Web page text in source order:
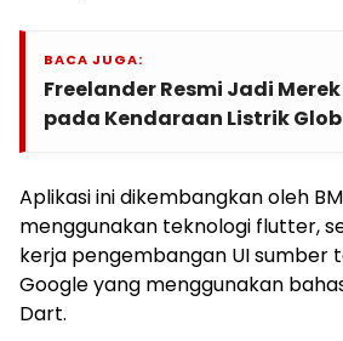
BACA JUGA:
Freelander Resmi Jadi
pada Kendaraan Listrik
Aplikasi ini dikembangkan oleh
menggunakan teknologi flutter,
kerja pengembangan UI sumber
Google yang menggunakan
Dart.